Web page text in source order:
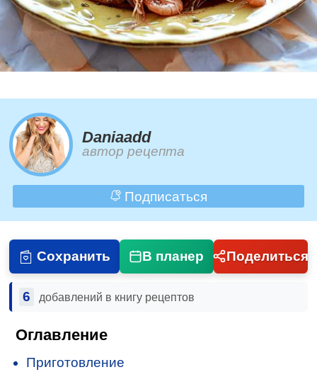
Daniaadd
автор рецепта
Подписаться
Сохранить В планер Поделиться
6 добавлений в книгу рецептов
Оглавление
Приготовление